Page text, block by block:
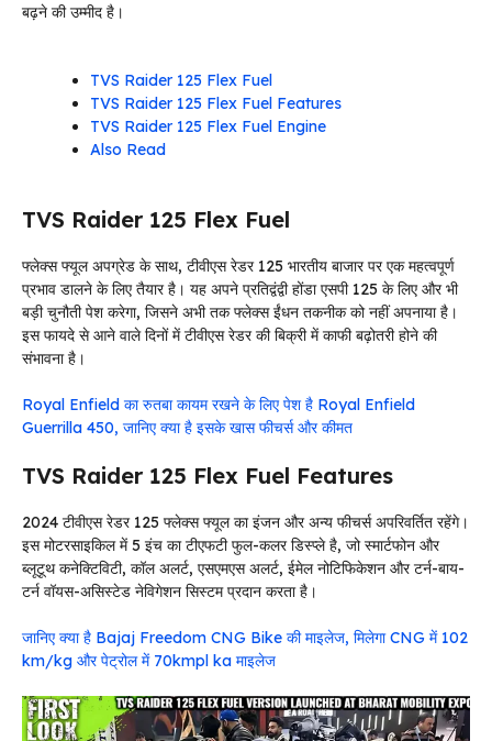
बढ़ने की उम्मीद है।
TVS Raider 125 Flex Fuel
TVS Raider 125 Flex Fuel Features
TVS Raider 125 Flex Fuel Engine
Also Read
TVS Raider 125 Flex Fuel
फ्लेक्स फ्यूल अपग्रेड के साथ, टीवीएस रेडर 125 भारतीय बाजार पर एक महत्वपूर्ण
प्रभाव डालने के लिए तैयार है। यह अपने प्रतिद्वंद्वी होंडा एसपी 125 के लिए और भी
बड़ी चुनौती पेश करेगा, जिसने अभी तक फ्लेक्स ईंधन तकनीक को नहीं अपनाया है।
इस फायदे से आने वाले दिनों में टीवीएस रेडर की बिक्री में काफी बढ़ोतरी होने की
संभावना है।
Royal Enfield का रुतबा कायम रखने के लिए पेश है Royal Enfield
Guerrilla 450, जानिए क्या है इसके खास फीचर्स और कीमत
TVS Raider 125 Flex Fuel Features
2024 टीवीएस रेडर 125 फ्लेक्स फ्यूल का इंजन और अन्य फीचर्स अपरिवर्तित रहेंगे।
इस मोटरसाइकिल में 5 इंच का टीएफटी फुल-कलर डिस्प्ले है, जो स्मार्टफोन और
ब्लूटूथ कनेक्टिविटी, कॉल अलर्ट, एसएमएस अलर्ट, ईमेल नोटिफिकेशन और टर्न-बाय-
टर्न वॉयस-असिस्टेड नेविगेशन सिस्टम प्रदान करता है।
जानिए क्या है Bajaj Freedom CNG Bike की माइलेज, मिलेगा CNG में 102
km/kg और पेट्रोल में 70kmpl ka माइलेज